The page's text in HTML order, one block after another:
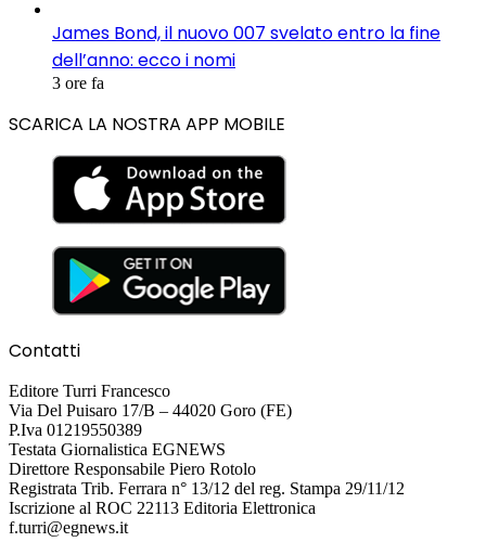
James Bond, il nuovo 007 svelato entro la fine
dell’anno: ecco i nomi
3 ore fa
SCARICA LA NOSTRA APP MOBILE
Contatti
Editore Turri Francesco
Via Del Puisaro 17/B – 44020 Goro (FE)
P.Iva 01219550389
Testata Giornalistica EGNEWS
Direttore Responsabile Piero Rotolo
Registrata Trib. Ferrara n° 13/12 del reg. Stampa 29/11/12
Iscrizione al ROC 22113 Editoria Elettronica
f.turri@egnews.it